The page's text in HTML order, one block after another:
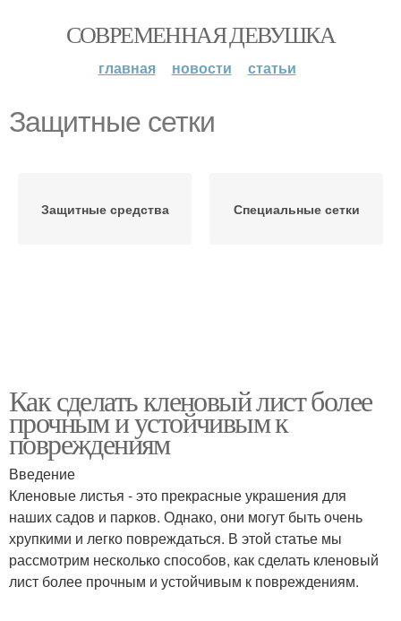
СОВРЕМЕННАЯ ДЕВУШКА
главная новости статьи
Защитные сетки
Защитные средства Специальные сетки
Как сделать кленовый лист более
прочным и устойчивым к
повреждениям
Введение
Кленовые листья - это прекрасные украшения для
наших садов и парков. Однако, они могут быть очень
хрупкими и легко повреждаться. В этой статье мы
рассмотрим несколько способов, как сделать кленовый
лист более прочным и устойчивым к повреждениям.